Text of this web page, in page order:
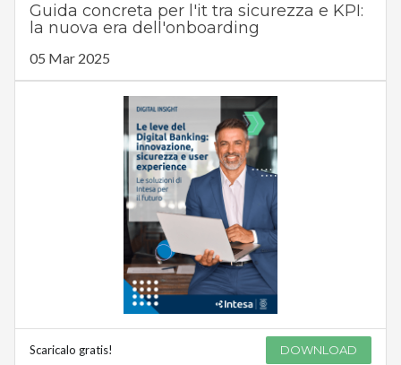
Guida concreta per l'it tra sicurezza e KPI:
la nuova era dell'onboarding
05 Mar 2025
Scaricalo gratis! DOWNLOAD